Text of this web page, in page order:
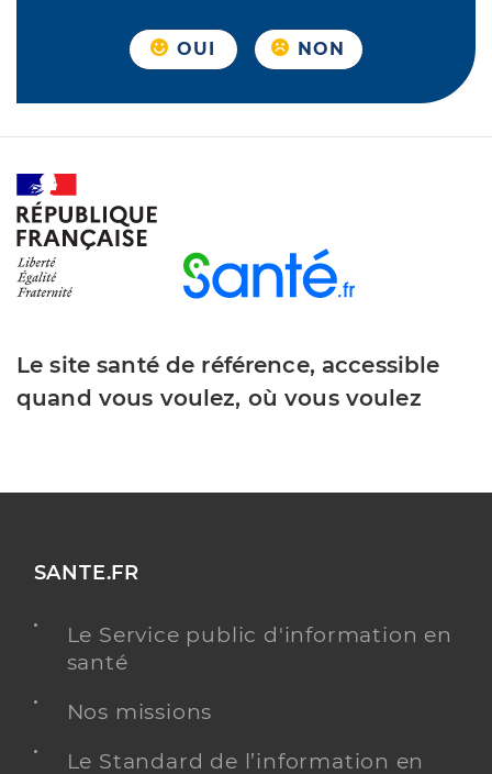
OUI NON
Le site santé de référence, accessible
quand vous voulez, où vous voulez
SANTE.FR
Le Service public d'information en
santé
Nos missions
Le Standard de l’information en